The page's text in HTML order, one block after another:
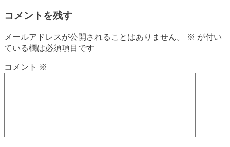
コメントを残す
メールアドレスが公開されることはありません。 ※ が付い
ている欄は必須項目です
コメント ※